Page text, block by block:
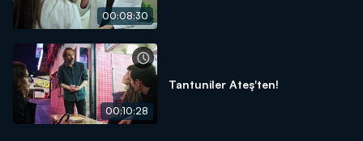
00:08:30
00:10:28
Tantuniler Ateş'ten!